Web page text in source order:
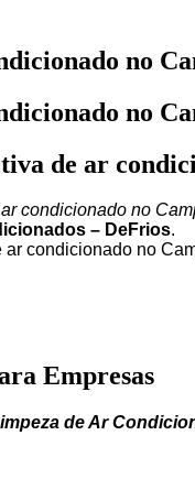
no
no
de ar
condicionado no
– DeFrios.
condicionado no
Empresas
de Ar